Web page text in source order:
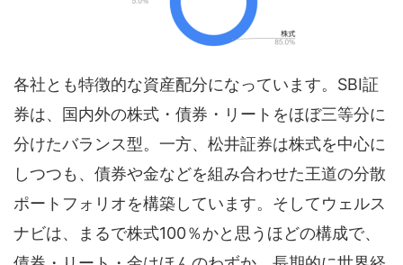
各社とも特徴的な資産配分になっています。SBI証
券は、国内外の株式・債券・リートをほぼ三等分に
分けたバランス型。一方、松井証券は株式を中心に
しつつも、債券や金などを組み合わせた王道の分散
ポートフォリオを構築しています。そしてウェルス
ナビは、まるで株式100％かと思うほどの構成で、